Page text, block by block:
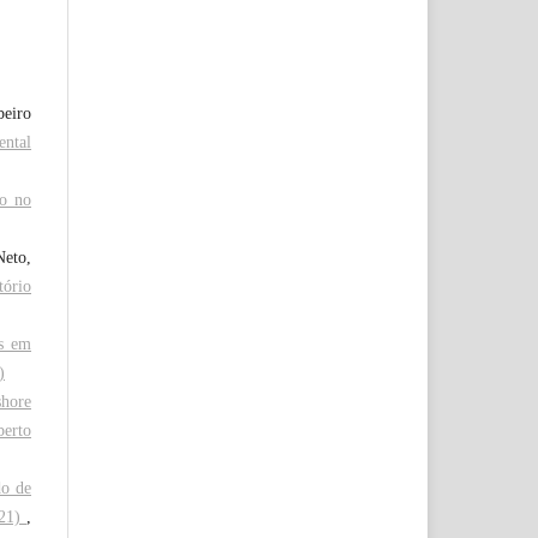
no
em
de
,